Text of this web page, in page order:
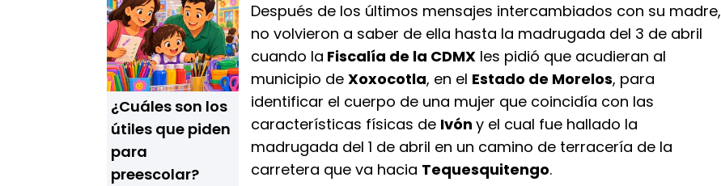
¿Cuáles son los
útiles que piden
para
preescolar?
Después de los últimos mensajes intercambiados con su madre,
no volvieron a saber de ella hasta la madrugada del 3 de abril
cuando la Fiscalía de la CDMX les pidió que acudieran al
municipio de Xoxocotla, en el Estado de Morelos, para
identificar el cuerpo de una mujer que coincidía con las
características físicas de Ivón y el cual fue hallado la
madrugada del 1 de abril en un camino de terracería de la
carretera que va hacia Tequesquitengo.